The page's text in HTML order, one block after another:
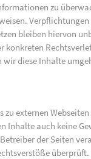
zu
bleiben hiervon
konkreten
wir diese Inhalte
zu externen
Inhalte auch keine
der Seiten